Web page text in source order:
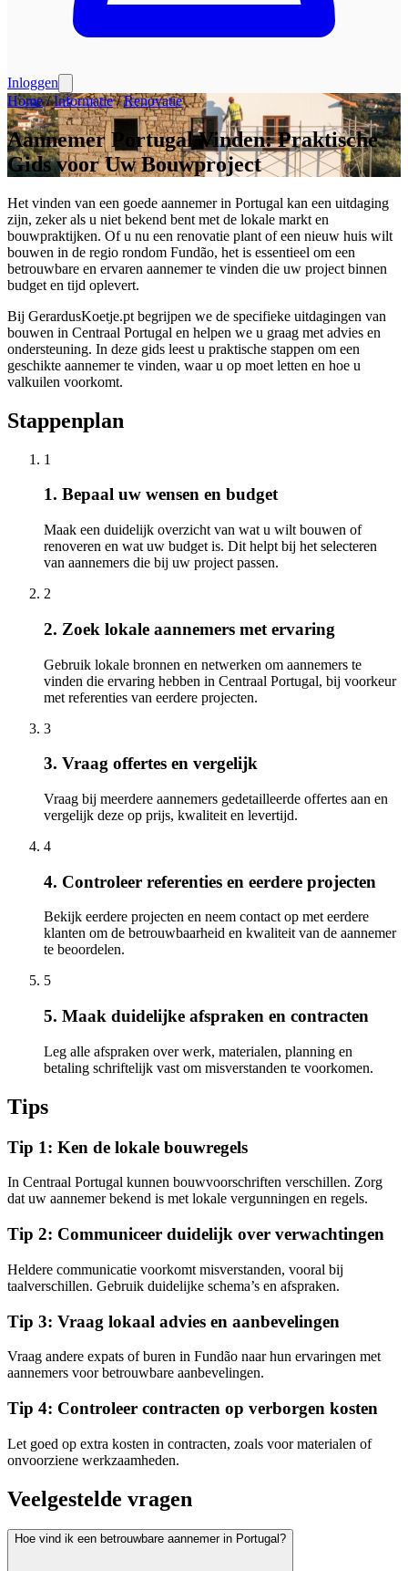
Inloggen
Home/Informatie/Renovatie
Aannemer Portugal Vinden: Praktische
Gids voor Uw Bouwproject
Het vinden van een goede aannemer in Portugal kan een uitdaging
zijn, zeker als u niet bekend bent met de lokale markt en
bouwpraktijken. Of u nu een renovatie plant of een nieuw huis wilt
bouwen in de regio rondom Fundão, het is essentieel om een
betrouwbare en ervaren aannemer te vinden die uw project binnen
budget en tijd oplevert.
Bij GerardusKoetje.pt begrijpen we de specifieke uitdagingen van
bouwen in Centraal Portugal en helpen we u graag met advies en
ondersteuning. In deze gids leest u praktische stappen om een
geschikte aannemer te vinden, waar u op moet letten en hoe u
valkuilen voorkomt.
Stappenplan
1
1. Bepaal uw wensen en budget
Maak een duidelijk overzicht van wat u wilt bouwen of
renoveren en wat uw budget is. Dit helpt bij het selecteren
van aannemers die bij uw project passen.
2
2. Zoek lokale aannemers met ervaring
Gebruik lokale bronnen en netwerken om aannemers te
vinden die ervaring hebben in Centraal Portugal, bij voorkeur
met referenties van eerdere projecten.
3
3. Vraag offertes en vergelijk
Vraag bij meerdere aannemers gedetailleerde offertes aan en
vergelijk deze op prijs, kwaliteit en levertijd.
4
4. Controleer referenties en eerdere projecten
Bekijk eerdere projecten en neem contact op met eerdere
klanten om de betrouwbaarheid en kwaliteit van de aannemer
te beoordelen.
5
5. Maak duidelijke afspraken en contracten
Leg alle afspraken over werk, materialen, planning en
betaling schriftelijk vast om misverstanden te voorkomen.
Tips
Tip 1: Ken de lokale bouwregels
In Centraal Portugal kunnen bouwvoorschriften verschillen. Zorg
dat uw aannemer bekend is met lokale vergunningen en regels.
Tip 2: Communiceer duidelijk over verwachtingen
Heldere communicatie voorkomt misverstanden, vooral bij
taalverschillen. Gebruik duidelijke schema’s en afspraken.
Tip 3: Vraag lokaal advies en aanbevelingen
Vraag andere expats of buren in Fundão naar hun ervaringen met
aannemers voor betrouwbare aanbevelingen.
Tip 4: Controleer contracten op verborgen kosten
Let goed op extra kosten in contracten, zoals voor materialen of
onvoorziene werkzaamheden.
Veelgestelde vragen
Hoe vind ik een betrouwbare aannemer in Portugal?